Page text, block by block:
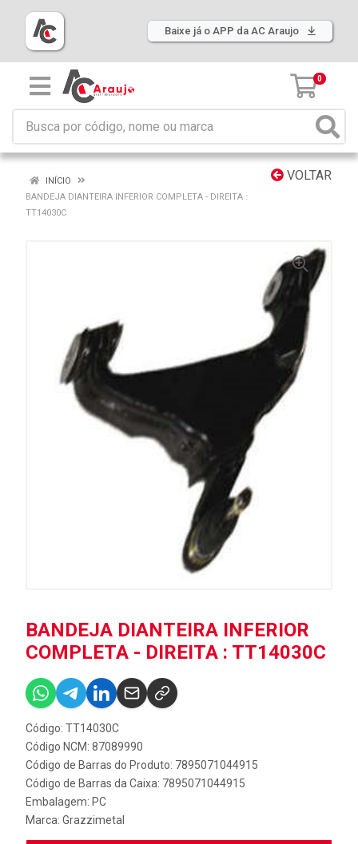
Baixe já o APP da AC Araujo
0
VOLTAR
INÍCIO
BANDEJA DIANTEIRA INFERIOR COMPLETA - DIREITA :
TT14030C
BANDEJA DIANTEIRA INFERIOR
COMPLETA - DIREITA : TT14030C
Código: TT14030C
Código NCM: 87089990
Código de Barras do Produto: 7895071044915
Código de Barras da Caixa: 7895071044915
Embalagem: PC
Marca: Grazzimetal